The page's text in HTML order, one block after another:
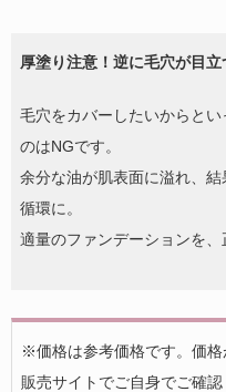
厚塗り注意！逆に毛穴が目立
毛穴をカバーしたいからと
のはNGです。
余分な油が肌表面に溢れ、
循環に。
適量のファンデーションを、
※価格は参考価格です。価格
販売サイトでご自身でご確